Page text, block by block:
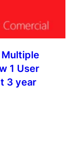
1 User
3 year